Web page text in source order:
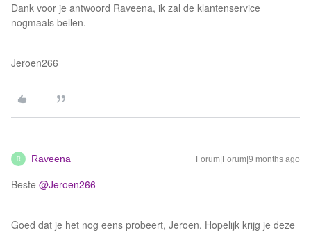
Dank voor je antwoord Raveena, ik zal de klantenservice
nogmaals bellen.
Jeroen266
R Raveena Forum|Forum|9 months ago
Beste ​ @Jeroen266
Goed dat je het nog eens probeert, Jeroen. Hopelijk krijg je deze